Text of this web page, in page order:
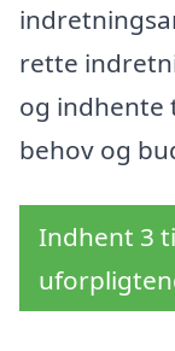
rette
og indhente
behov og
Indhent 3